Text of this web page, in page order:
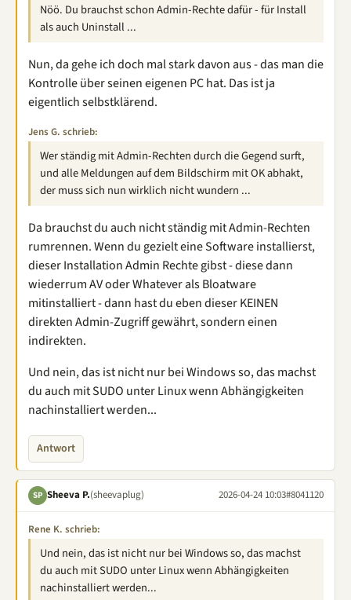
Nöö. Du brauchst schon Admin-Rechte dafür - für Install
als auch Uninstall ...
Nun, da gehe ich doch mal stark davon aus - das man die
Kontrolle über seinen eigenen PC hat. Das ist ja
eigentlich selbstklärend.
Jens G. schrieb:
Wer ständig mit Admin-Rechten durch die Gegend surft,
und alle Meldungen auf dem Bildschirm mit OK abhakt,
der muss sich nun wirklich nicht wundern ...
Da brauchst du auch nicht ständig mit Admin-Rechten
rumrennen. Wenn du gezielt eine Software installierst,
dieser Installation Admin Rechte gibst - diese dann
wiederrum AV oder Whatever als Bloatware
mitinstalliert - dann hast du eben dieser KEINEN
direkten Admin-Zugriff gewährt, sondern einen
indirekten.
Und nein, das ist nicht nur bei Windows so, das machst
du auch mit SUDO unter Linux wenn Abhängigkeiten
nachinstalliert werden...
Antwort
SP Sheeva P.(sheevaplug) 2026-04-24 10:03#8041120
Rene K. schrieb:
Und nein, das ist nicht nur bei Windows so, das machst
du auch mit SUDO unter Linux wenn Abhängigkeiten
nachinstalliert werden...